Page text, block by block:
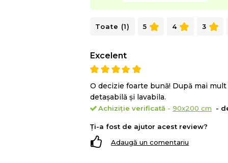
Toate (1) 5 4 3
Excelent
O decizie foarte bună! După mai
detașabilă și lavabila.
Achiziție verificată -90x200 cm -
Ți-a fost de ajutor acest review?
Adaugă un comentariu